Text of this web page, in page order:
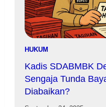
HUKUM
Kadis SDABMBK
Sengaja Tunda
Diabaikan?